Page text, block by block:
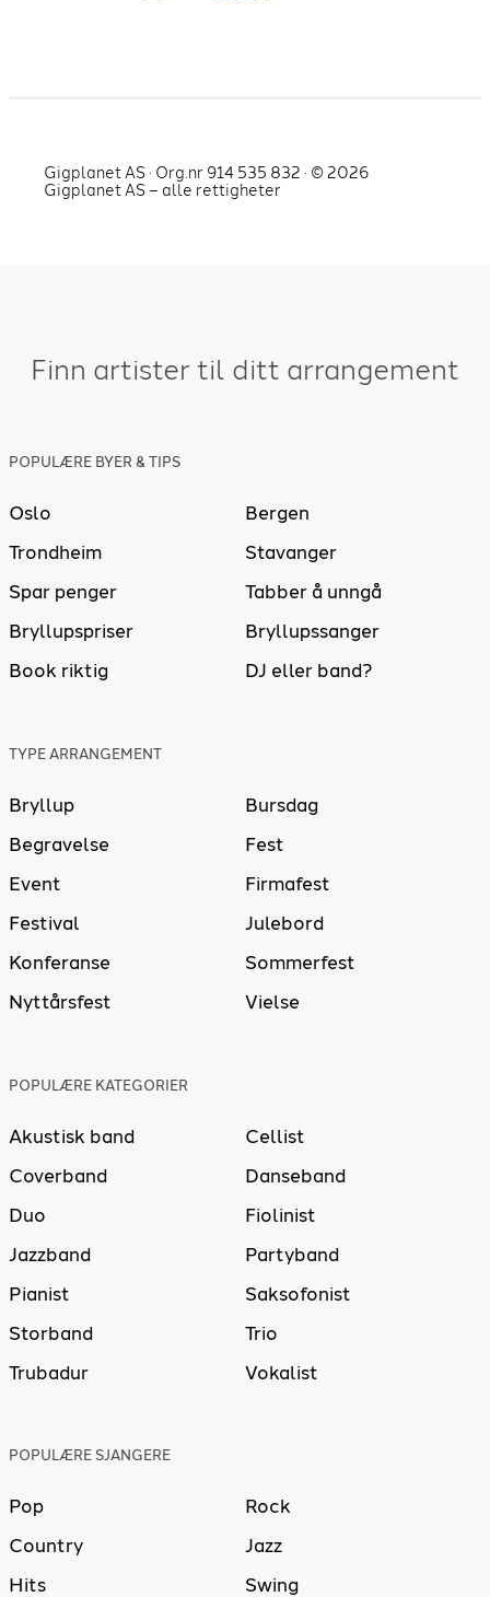
Gigplanet AS · Org.nr 914 535 832 · © 2026
Gigplanet AS – alle rettigheter
Finn artister til ditt arrangement
POPULÆRE BYER & TIPS
Oslo
Bergen
Trondheim
Stavanger
Spar penger
Tabber å unngå
Bryllupspriser
Bryllupssanger
Book riktig
DJ eller band?
TYPE ARRANGEMENT
Bryllup
Bursdag
Begravelse
Fest
Event
Firmafest
Festival
Julebord
Konferanse
Sommerfest
Nyttårsfest
Vielse
POPULÆRE KATEGORIER
Akustisk band
Cellist
Coverband
Danseband
Duo
Fiolinist
Jazzband
Partyband
Pianist
Saksofonist
Storband
Trio
Trubadur
Vokalist
POPULÆRE SJANGERE
Pop
Rock
Country
Jazz
Hits
Swing